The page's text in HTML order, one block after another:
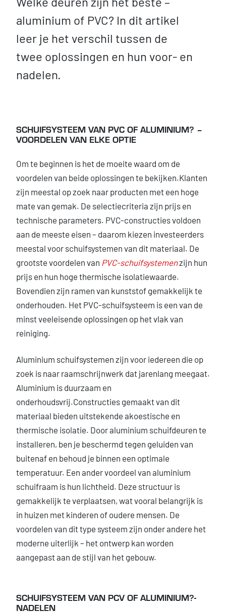
aluminium of PVC? In dit artikel
leer je het verschil tussen de
twee oplossingen en hun voor- en
nadelen.
SCHUIFSYSTEEM VAN PVC OF ALUMINIUM? –
VOORDELEN VAN ELKE OPTIE
Om te beginnen is het de moeite waard om de
voordelen van beide oplossingen te bekijken.Klanten
zijn meestal op zoek naar producten met een hoge
mate van gemak. De selectiecriteria zijn prijs en
technische parameters. PVC-constructies voldoen
aan de meeste eisen – daarom kiezen investeerders
meestal voor schuifsystemen van dit materiaal. De
grootste voordelen van PVC-schuifsystemenzijn hun
prijs en hun hoge thermische isolatiewaarde.
Bovendien zijn ramen van kunststof gemakkelijk te
onderhouden. Het PVC-schuifsysteem is een van de
minst veeleisende oplossingen op het vlak van
reiniging.
Aluminium schuifsystemen zijn voor iedereen die op
zoek is naar raamschrijnwerk dat jarenlang meegaat.
Aluminium is duurzaam en
onderhoudsvrij.Constructies gemaakt van dit
materiaal bieden uitstekende akoestische en
thermische isolatie. Door aluminium schuifdeuren te
installeren, ben je beschermd tegen geluiden van
buitenaf en behoud je binnen een optimale
temperatuur. Een ander voordeel van aluminium
schuifraam is hun lichtheid. Deze structuur is
gemakkelijk te verplaatsen, wat vooral belangrijk is
in huizen met kinderen of oudere mensen. De
voordelen van dit type systeem zijn onder andere het
moderne uiterlijk – het ontwerp kan worden
aangepast aan de stijl van het gebouw.
SCHUIFSYSTEEM VAN PCV OF ALUMINIUM?-
NADELEN